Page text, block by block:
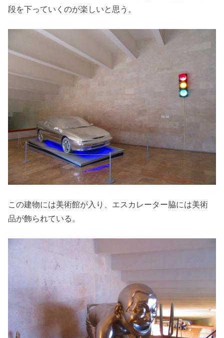
段を下っていくのが楽しいと思う。
この建物には美術館が入り、エスカレーター脇には美術
品が飾られている。